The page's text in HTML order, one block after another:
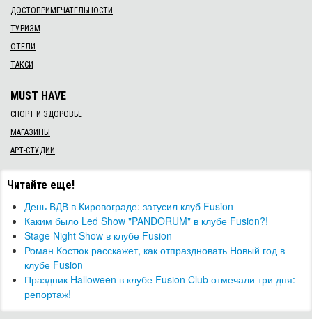
ДОСТОПРИМЕЧАТЕЛЬНОСТИ
ТУРИЗМ
ОТЕЛИ
ТАКСИ
MUST HAVE
СПОРТ И ЗДОРОВЬЕ
МАГАЗИНЫ
АРТ-СТУДИИ
Читайте еще!
День ВДВ в Кировограде: затусил клуб Fusion
Каким было Led Show "PANDORUM" в клубе Fusion?!
Stage Night Show в клубе Fusion
Роман Костюк расскажет, как отпраздновать Новый год в
клубе Fusion
Праздник Halloween в клубе Fusion Club отмечали три дня:
репортаж!